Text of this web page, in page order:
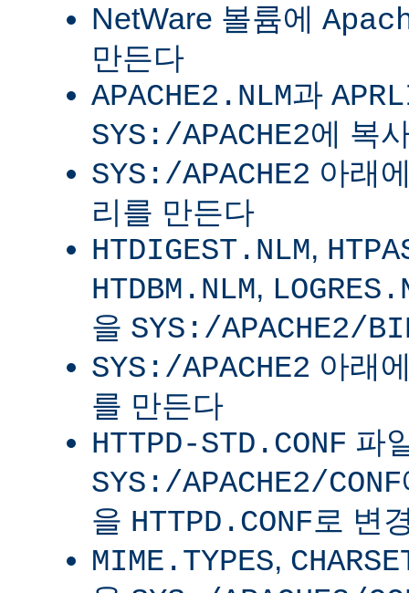
NetWare 볼륨에
만든다
APACHE2.NLM과
SYS:/APACHE2에 복
SYS:/APACHE2 아래
리를 만든다
HTDIGEST.NLM,
HTDBM.NLM,
을 SYS:/APACHE2/
SYS:/APACHE2 아래
를 만든다
HTTPD-STD.CONF 파
SYS:/APACHE2/CONF
을 HTTPD.CONF 로 변
MIME.TYPES,